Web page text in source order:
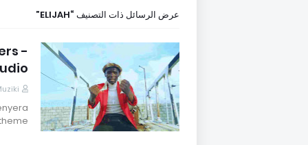
عرض الرسائل ذات التصنيف ELIJAH
-
…